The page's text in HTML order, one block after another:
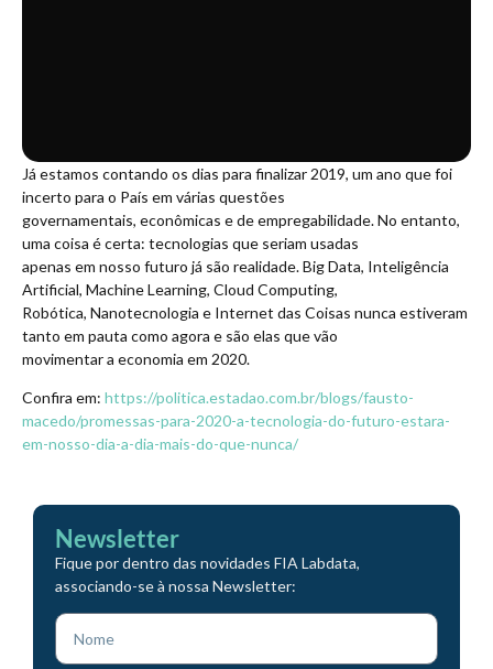
Já estamos contando os dias para finalizar 2019, um ano que foi
incerto para o País em várias questões
governamentais, econômicas e de empregabilidade. No entanto,
uma coisa é certa: tecnologias que seriam usadas
apenas em nosso futuro já são realidade. Big Data, Inteligência
Artificial, Machine Learning, Cloud Computing,
Robótica, Nanotecnologia e Internet das Coisas nunca estiveram
tanto em pauta como agora e são elas que vão
movimentar a economia em 2020.
Confira em: https://politica.estadao.com.br/blogs/fausto-
macedo/promessas-para-2020-a-tecnologia-do-futuro-estara-
em-nosso-dia-a-dia-mais-do-que-nunca/
Newsletter
Fique por dentro das novidades FIA Labdata,
associando-se à nossa Newsletter: